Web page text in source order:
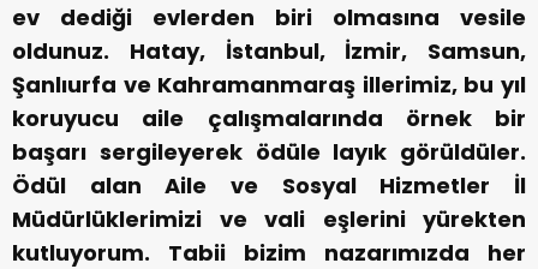
ev dediği evlerden biri olmasına vesile
oldunuz. Hatay, İstanbul, İzmir, Samsun,
Şanlıurfa ve Kahramanmaraş illerimiz, bu yıl
koruyucu aile çalışmalarında örnek bir
başarı sergileyerek ödüle layık görüldüler.
Ödül alan Aile ve Sosyal Hizmetler İl
Müdürlüklerimizi ve vali eşlerini yürekten
kutluyorum. Tabii bizim nazarımızda her